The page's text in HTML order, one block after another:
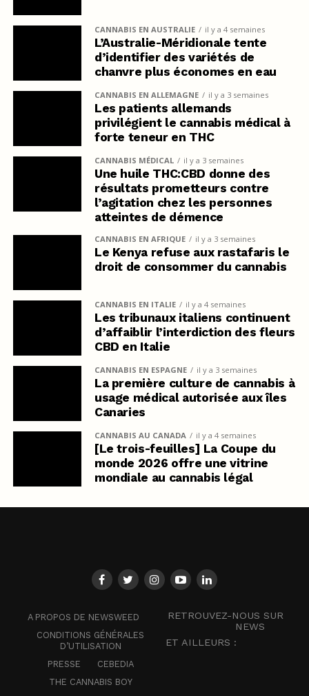
CANNABIS EN AUSTRALIE il y a 4 semaines
L’Australie-Méridionale tente
d’identifier des variétés de
chanvre plus économes en eau
CANNABIS EN ALLEMAGNE il y a 3 semaines
Les patients allemands
privilégient le cannabis médical à
forte teneur en THC
CANNABIS MÉDICAL il y a 3 semaines
Une huile THC:CBD donne des
résultats prometteurs contre
l’agitation chez les personnes
atteintes de démence
CANNABIS EN AFRIQUE il y a 3 semaines
Le Kenya refuse aux rastafaris le
droit de consommer du cannabis
CANNABIS EN ITALIE il y a 4 semaines
Les tribunaux italiens continuent
d’affaiblir l’interdiction des fleurs
CBD en Italie
CANNABIS EN ESPAGNE il y a 3 semaines
La première culture de cannabis à
usage médical autorisée aux îles
Canaries
CANNABIS AU CANADA il y a 4 semaines
[Le trois-feuilles] La Coupe du
monde 2026 offre une vitrine
mondiale au cannabis légal
A PROPOS DE NEWSWEED
CONDITIONS GÉNÉRALES
D’UTILISATION
PRESSE
CEBEDIA
THE CANNABIS BOY
RETROUVEZ-NOUS SUR
NEWS
ET AILLEURS :